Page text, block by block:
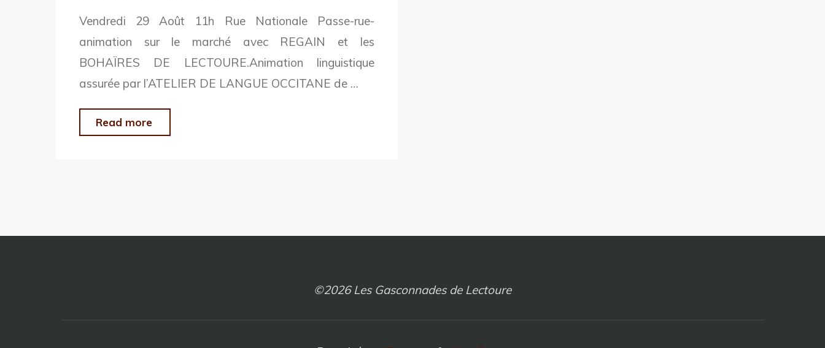
Vendredi 29 Août 11h Rue Nationale Passe-rue-
animation sur le marché avec REGAIN et les
BOHAÏRES DE LECTOURE.Animation linguistique
assurée par l’ATELIER DE LANGUE OCCITANE de …
Read more
©2026 Les Gasconnades de Lectoure